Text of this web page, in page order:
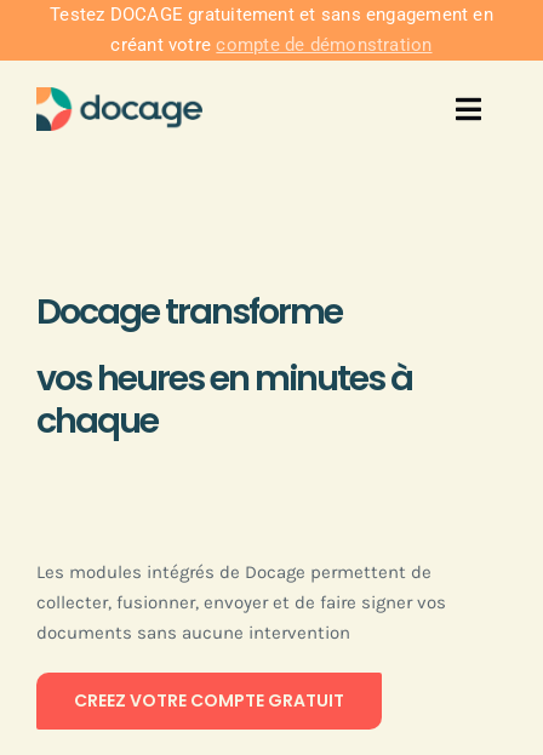
Passer
contenu
Testez DOCAGE gratuitement et sans engagement en
créant votrecompte de démonstration
Docage transforme
vos heures en minutes à
chaque
Les modules intégrés de Docage permettent de
collecter, fusionner, envoyer et de faire signer vos
documents sans aucune intervention
CREEZ VOTRE COMPTE GRATUIT